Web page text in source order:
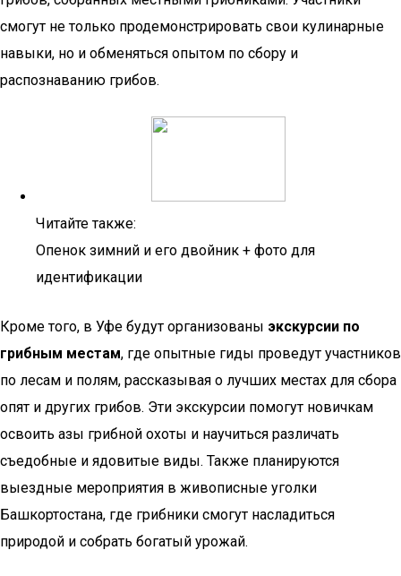
смогут не только продемонстрировать свои кулинарные
навыки, но и обменяться опытом по сбору и
распознаванию грибов.
Читайте также:
Опенок зимний и его двойник + фото для
идентификации
Кроме того, в Уфе будут организованы экскурсии по
грибным местам, где опытные гиды проведут участников
по лесам и полям, рассказывая о лучших местах для сбора
опят и других грибов. Эти экскурсии помогут новичкам
освоить азы грибной охоты и научиться различать
съедобные и ядовитые виды. Также планируются
выездные мероприятия в живописные уголки
Башкортостана, где грибники смогут насладиться
природой и собрать богатый урожай.